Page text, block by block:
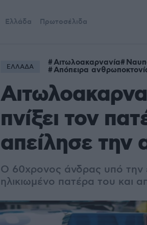
Ελλάδα Πρωτοσέλιδα
ΕΛΛΑΔΑ Αιτωλοακαρνανία
Απόπειρα
πνίξει τον
απείλησε την
Ο 60χρονος άνδρας υπό την
ηλικιωμένο πατέρα του και